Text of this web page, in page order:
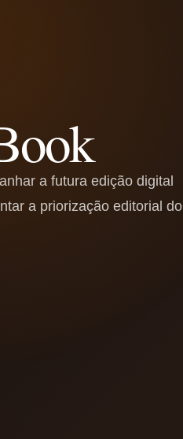
a futura edição digital
a priorização editorial do